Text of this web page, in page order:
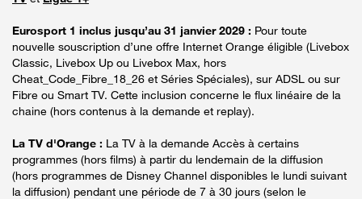
Eurosport 1 inclus jusqu’au 31 janvier 2029 : Pour toute
nouvelle souscription d’une offre Internet Orange éligible (Livebox
Classic, Livebox Up ou Livebox Max, hors
Cheat_Code_Fibre_18_26 et Séries Spéciales), sur ADSL ou sur
Fibre ou Smart TV. Cette inclusion concerne le flux linéaire de la
chaine (hors contenus à la demande et replay).
La TV d'Orange : La TV à la demande Accès à certains
programmes (hors films) à partir du lendemain de la diffusion
(hors programmes de Disney Channel disponibles le lundi suivant
la diffusion) pendant une période de 7 à 30 jours (selon le